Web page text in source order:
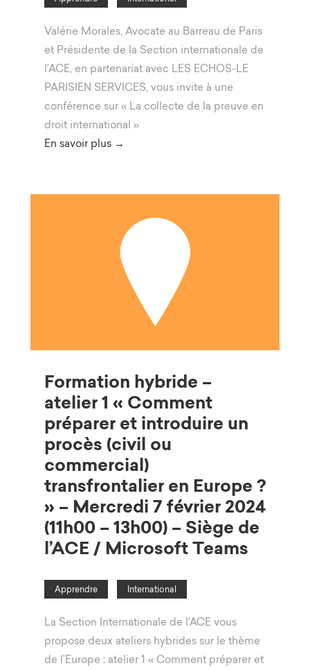
Valérie Morales, Avocate au Barreau de Paris
et Présidente de la Section internationale de
l’ACE, en partenariat avec LES ECHOS-LE
PARISIEN SERVICES, vous invite à une
conférence sur « La collecte de la preuve en
droit international »
En savoir plus →
Formation hybride –
atelier 1 « Comment
préparer et introduire un
procès (civil ou
commercial)
transfrontalier en Europe ?
» – Mercredi 7 février 2024
(11h00 – 13h00) – Siège de
l’ACE / Microsoft Teams
Apprendre International
La Section Internationale de l’ACE vous
propose deux ateliers hybrides sur le thème
de l’Europe : atelier 1 « Comment préparer et